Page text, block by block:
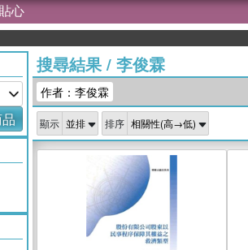
心
搜尋結果/ 李俊霖
作者：李俊霖
顯示 排序